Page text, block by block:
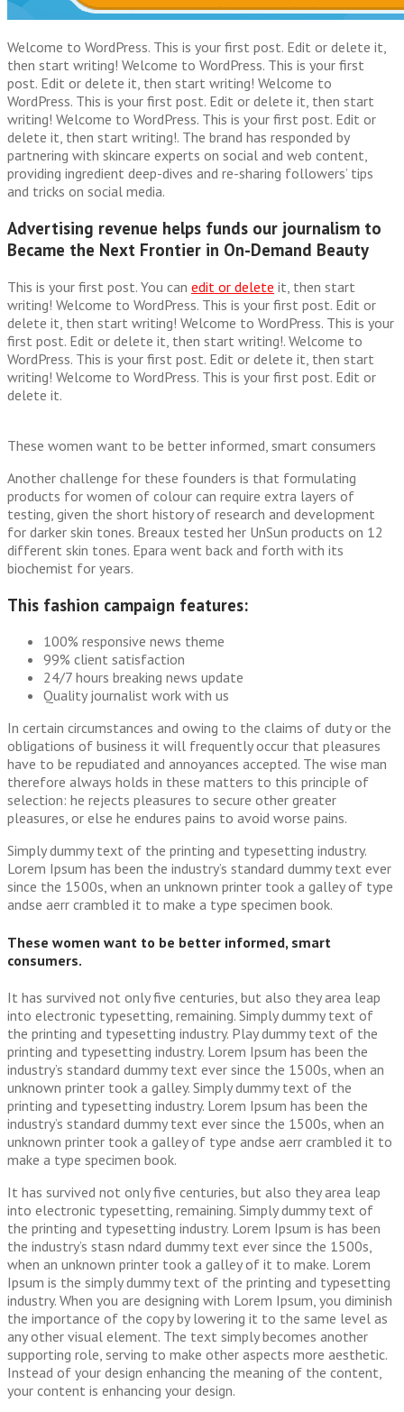
Welcome to WordPress. This is your first post. Edit or delete it,
then start writing! Welcome to WordPress. This is your first
post. Edit or delete it, then start writing! Welcome to
WordPress. This is your first post. Edit or delete it, then start
writing! Welcome to WordPress. This is your first post. Edit or
delete it, then start writing!. The brand has responded by
partnering with skincare experts on social and web content,
providing ingredient deep-dives and re-sharing followers’ tips
and tricks on social media.
Advertising revenue helps funds our journalism to
Became the Next Frontier in On-Demand Beauty
This is your first post. You can edit or delete it, then start
writing! Welcome to WordPress. This is your first post. Edit or
delete it, then start writing! Welcome to WordPress. This is your
first post. Edit or delete it, then start writing!. Welcome to
WordPress. This is your first post. Edit or delete it, then start
writing! Welcome to WordPress. This is your first post. Edit or
delete it.
These women want to be better informed, smart consumers
Another challenge for these founders is that formulating
products for women of colour can require extra layers of
testing, given the short history of research and development
for darker skin tones. Breaux tested her UnSun products on 12
different skin tones. Epara went back and forth with its
biochemist for years.
This fashion campaign features:
100% responsive news theme
99% client satisfaction
24/7 hours breaking news update
Quality journalist work with us
In certain circumstances and owing to the claims of duty or the
obligations of business it will frequently occur that pleasures
have to be repudiated and annoyances accepted. The wise man
therefore always holds in these matters to this principle of
selection: he rejects pleasures to secure other greater
pleasures, or else he endures pains to avoid worse pains.
Simply dummy text of the printing and typesetting industry.
Lorem Ipsum has been the industry’s standard dummy text ever
since the 1500s, when an unknown printer took a galley of type
andse aerr crambled it to make a type specimen book.
These women want to be better informed, smart
consumers.
It has survived not only five centuries, but also they area leap
into electronic typesetting, remaining. Simply dummy text of
the printing and typesetting industry. Play dummy text of the
printing and typesetting industry. Lorem Ipsum has been the
industry’s standard dummy text ever since the 1500s, when an
unknown printer took a galley. Simply dummy text of the
printing and typesetting industry. Lorem Ipsum has been the
industry’s standard dummy text ever since the 1500s, when an
unknown printer took a galley of type andse aerr crambled it to
make a type specimen book.
It has survived not only five centuries, but also they area leap
into electronic typesetting, remaining. Simply dummy text of
the printing and typesetting industry. Lorem Ipsum is has been
the industry’s stasn ndard dummy text ever since the 1500s,
when an unknown printer took a galley of it to make. Lorem
Ipsum is the simply dummy text of the printing and typesetting
industry. When you are designing with Lorem Ipsum, you diminish
the importance of the copy by lowering it to the same level as
any other visual element. The text simply becomes another
supporting role, serving to make other aspects more aesthetic.
Instead of your design enhancing the meaning of the content,
your content is enhancing your design.